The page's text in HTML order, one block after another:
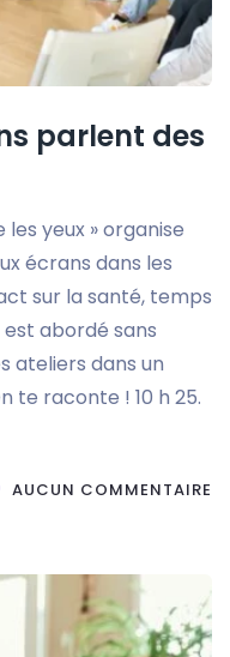
parlent des
les yeux » organise
écrans dans les
sur la santé, temps
abordé sans
ateliers dans un
te raconte ! 10 h 25.
AUCUN COMMENTAIRE